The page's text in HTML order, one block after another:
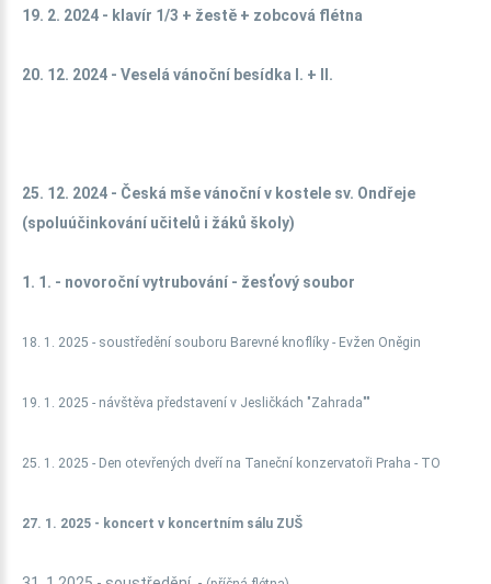
19. 2. 2024 - klavír 1/3 + žestě + zobcová flétna
20. 12. 2024 - Veselá vánoční besídka I. + II.
25. 12. 2024 - Česká mše vánoční v kostele sv. Ondřeje
(spoluúčinkování učitelů i žáků školy)
1. 1. - novoroční vytrubování - žesťový soubor
18. 1. 2025 - soustředění souboru Barevné knoflíky - Evžen Oněgin
19. 1. 2025 - návštěva představení v Jesličkách "Zahrada""
25. 1. 2025 - Den otevřených dveří na Taneční konzervatoři Praha - TO
27. 1. 2025 - koncert v koncertním sálu ZUŠ